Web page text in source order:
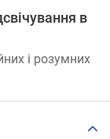
в
і розумних